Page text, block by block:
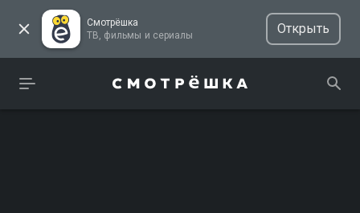
Смотрёшка
ТВ, фильмы и сериалы
Открыть